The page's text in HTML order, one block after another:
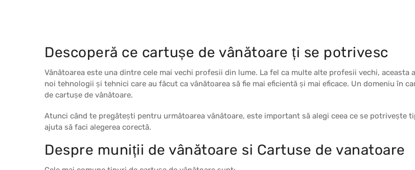
Descoperă ce cartușe de vânătoare ți se potrivesc
Vânătoarea este una dintre cele mai vechi profesii din lume. La fel ca multe alte profesii vechi,
noi tehnologii și tehnici care au făcut ca vânătoarea să fie mai eficientă și mai eficace. Un domeniu în
de cartușe de vânătoare.
Atunci când te pregătești pentru următoarea vânătoare, este important să alegi ceea ce se
ajuta să faci alegerea corectă.
Despre muniții de vânătoare si Cartuse de vanatoare